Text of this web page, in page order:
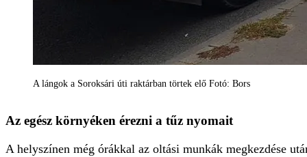
A lángok a Soroksári úti raktárban törtek elő Fotó: Bors
Az egész környéken érezni a tűz nyomait
A helyszínen még órákkal az oltási munkák megkezdése